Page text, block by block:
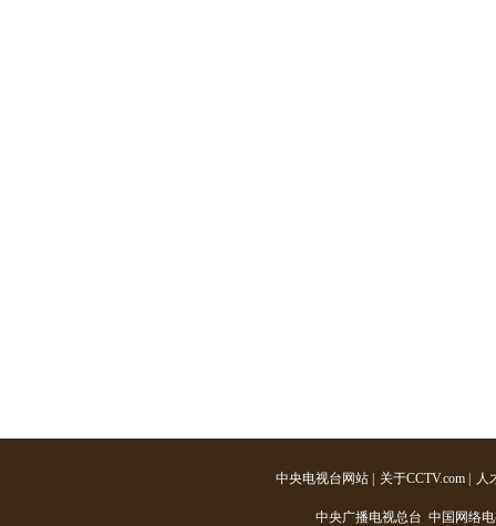
中央电视台网站 关于CCTV.com 人
中央广播电视总台 中国网络